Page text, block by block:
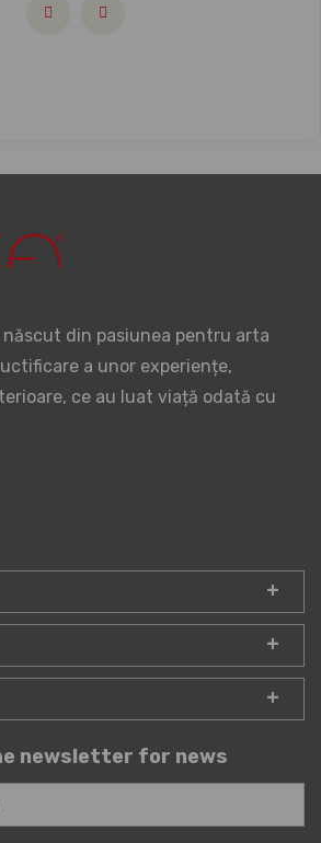
născut din pasiunea pentru arta
a unor experiențe,
ce au luat viață odată cu
newsletter for news